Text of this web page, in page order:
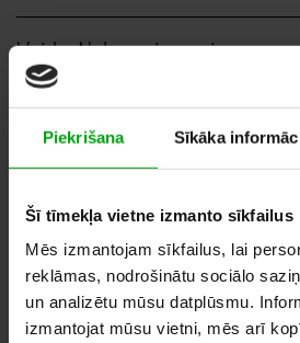
Piekrišana Sīkāka
Šī tīmekļa vietne izmanto sīkfailus
Mēs izmantojam sīkfailus, lai
reklāmas, nodrošinātu sociālo
un analizētu mūsu datplūsmu.
izmantojat mūsu vietni, mēs arī
Veids:Nokarenie augi
GAB.
15,00–30,00EUR
PIEVIENOT